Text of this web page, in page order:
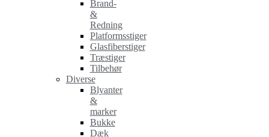
Brand-
&
Redning
Platformsstiger
Glasfiberstiger
Træstiger
Tilbehør
Diverse
Blyanter
&
marker
Bukke
Dæk